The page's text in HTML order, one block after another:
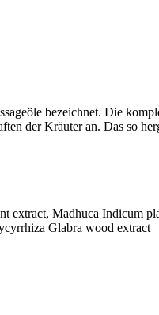
bezeichnet. Die
der Kräuter an. Das so
extract, Madhuca Indicum
Glabra wood extract